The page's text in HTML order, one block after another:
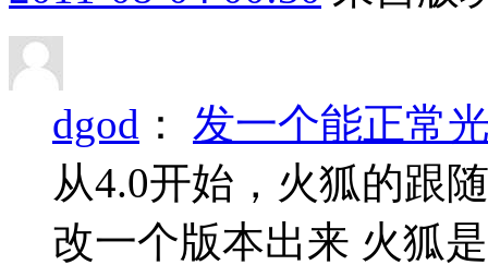
dgod ： 发一个能正常
从4.0开始，火狐的跟
改一个版本出来 火狐